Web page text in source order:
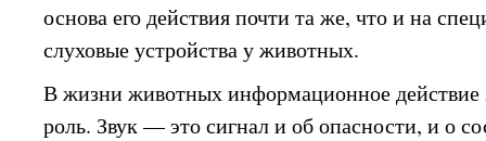
основа его действия почти та же, что и на
слуховые устройства у животных.
В жизни животных информационное действие
роль. Звук — это сигнал и об опасности, и о